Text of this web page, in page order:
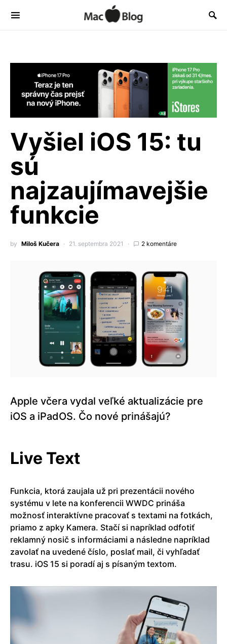
Vyšiel iOS 15: tu
sú
najzaujímavejšie
funkcie
by Miloš Kučera 21. septembra 2021 2 komentáre
Apple včera vydal veľké aktualizácie pre
iOS a iPadOS. Čo nové prinášajú?
Live Text
Funkcia, ktorá zaujala už pri prezentácii nového
systému v lete na konferencii WWDC prináša
možnosť interaktívne pracovať s textami na fotkách,
priamo z apky Kamera. Stačí si napríklad odfotiť
reklamný nosič s informáciami a následne napríklad
zavolať na uvedené číslo, poslať mail, či vyhľadať
trasu. iOS 15 si poradí aj s písaným textom.